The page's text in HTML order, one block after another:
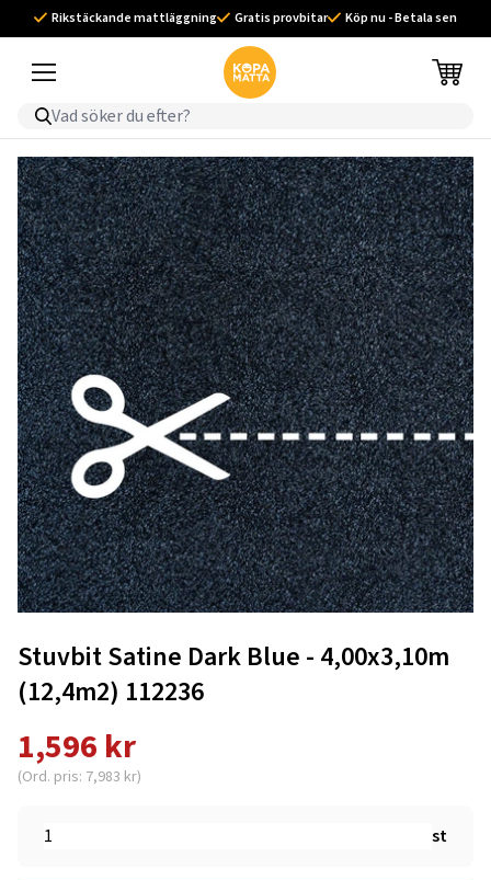
Rikstäckande mattläggning Gratis provbitar Köp nu - Betala sen
Stuvbit Satine Dark Blue - 4,00x3,10m
(12,4m2) 112236
1,596 kr
(Ord. pris: 7,983 kr)
st